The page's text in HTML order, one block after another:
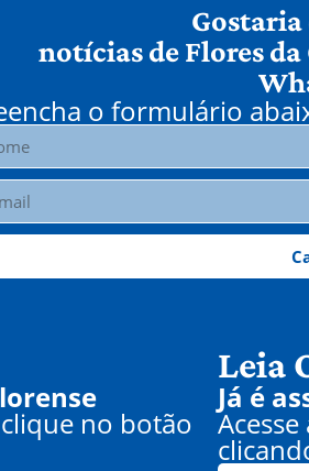
Gostaria
notícias de Flores
o formulário
no botão
Leia
Já é